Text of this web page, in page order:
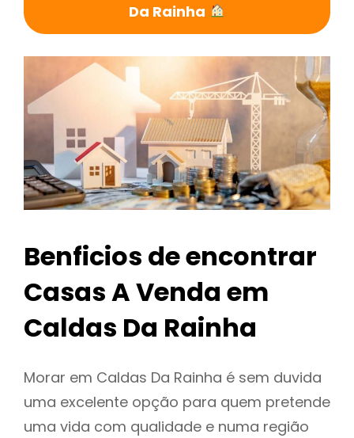
Da Rainha
Benficios de encontrar
Casas A Venda em
Caldas Da Rainha
Morar em Caldas Da Rainha é sem duvida
uma excelente opção para quem pretende
uma vida com qualidade e numa região